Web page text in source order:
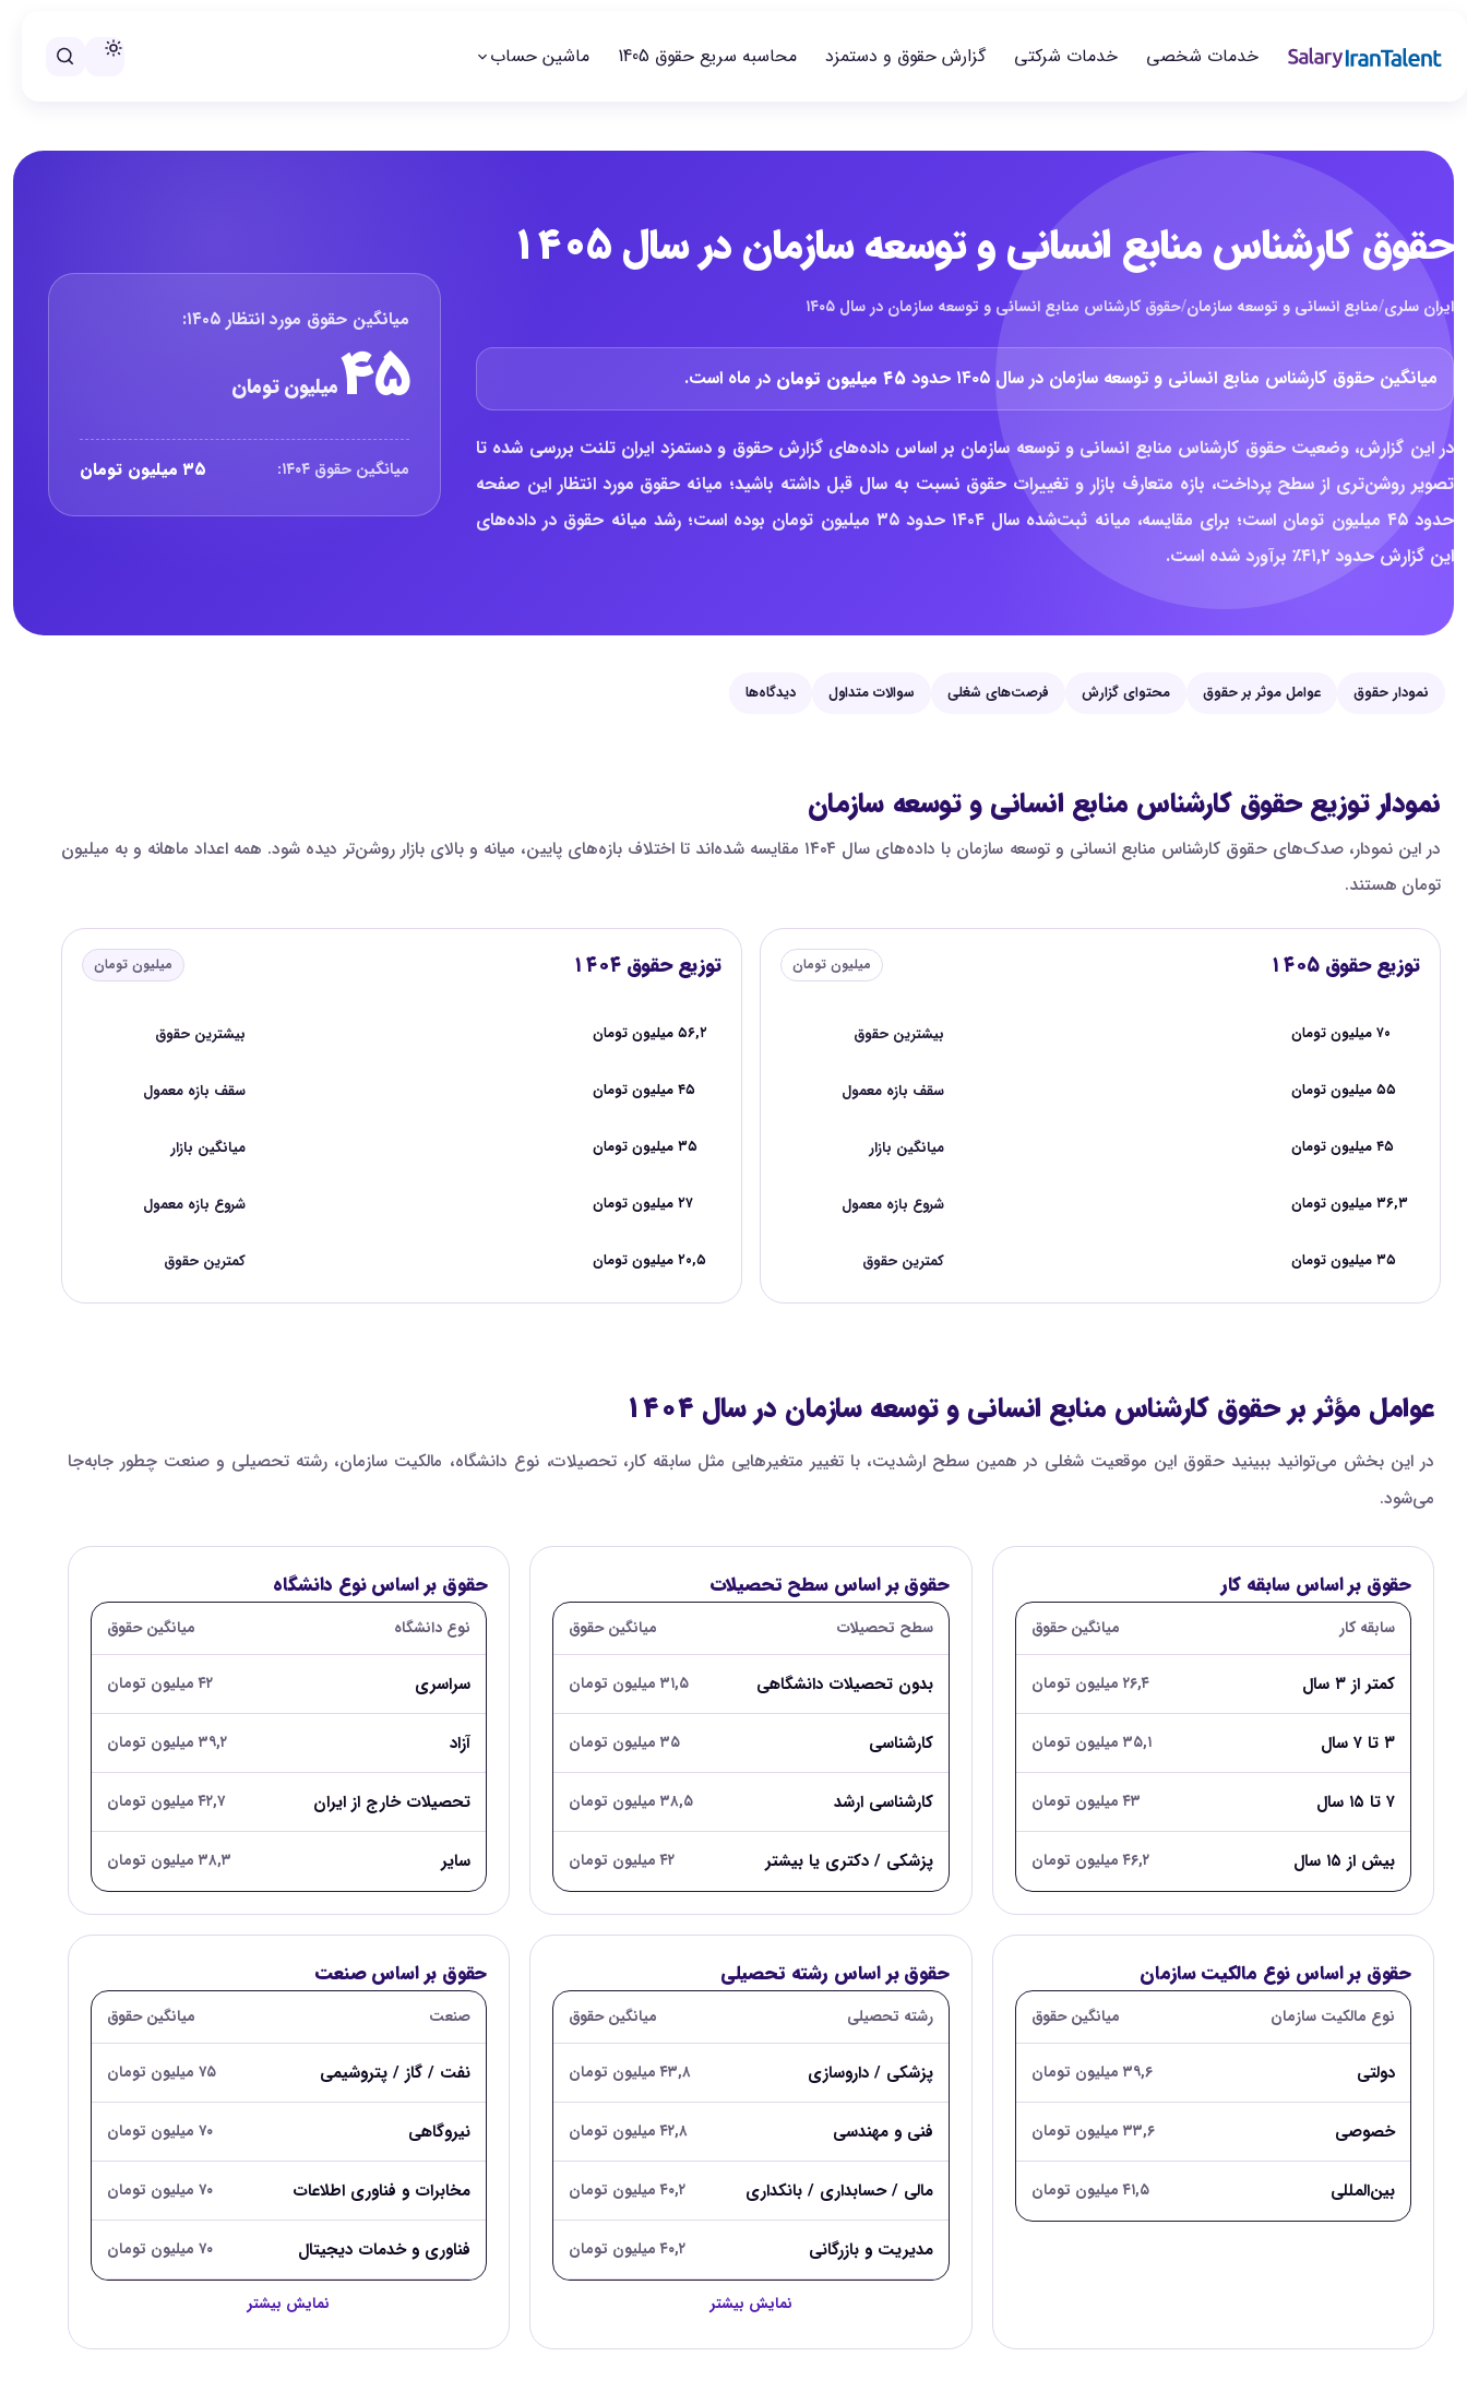
خدمات شخصی خدمات شرکتی گزارش حقوق و دستمزد محاسبه سریع حقوق 1405 ماشین حساب
حقوق کارشناس منابع انسانی و توسعه سازمان در سال ۱۴۰۵
ایران سلری/منابع انسانی و توسعه سازمان/حقوق کارشناس منابع انسانی و توسعه سازمان در سال ۱۴۰۵
میانگین حقوق کارشناس منابع انسانی و توسعه سازمان در سال ۱۴۰۵ حدود ۴۵ میلیون تومان در ماه است.
در این گزارش، وضعیت حقوق کارشناس منابع انسانی و توسعه سازمان بر اساس داده‌های گزارش حقوق و دستمزد ایران تلنت بررسی شده تا
تصویر روشن‌تری از سطح پرداخت، بازه متعارف بازار و تغییرات حقوق نسبت به سال قبل داشته باشید؛ میانه حقوق مورد انتظار این صفحه
حدود ۴۵ میلیون تومان است؛ برای مقایسه، میانه ثبت‌شده سال ۱۴۰۴ حدود ۳۵ میلیون تومان بوده است؛ رشد میانه حقوق در داده‌های
این گزارش حدود ۴۱,۲٪ برآورد شده است.
خلاصه حقوق کارشناس منابع
میانگین حقوق مورد انتظار ۱۴۰۵:
۴۵میلیون تومان
میانگین حقوق ۱۴۰۴: ۳۵ میلیون تومان
نمودار حقوق عوامل موثر بر حقوق محتوای گزارش فرصت‌های شغلی سوالات متداول دیدگاه‌ها
نمودار توزیع حقوق کارشناس منابع انسانی و توسعه سازمان
در این نمودار، صدک‌های حقوق کارشناس منابع انسانی و توسعه سازمان با داده‌های سال ۱۴۰۴ مقایسه شده‌اند تا اختلاف بازه‌های پایین، میانه و بالای بازار روشن‌تر دیده شود. همه اعداد ماهانه و به میلیون
تومان هستند.
توزیع حقوق ۱۴۰۵ میلیون تومان
بیشترین حقوق ۷۰ میلیون تومان
سقف بازه معمول ۵۵ میلیون تومان
میانگین بازار ۴۵ میلیون تومان
شروع بازه معمول ۳۶,۳ میلیون تومان
کمترین حقوق ۳۵ میلیون تومان
توزیع حقوق ۱۴۰۴ میلیون تومان
بیشترین حقوق ۵۶,۲ میلیون تومان
سقف بازه معمول ۴۵ میلیون تومان
میانگین بازار ۳۵ میلیون تومان
شروع بازه معمول ۲۷ میلیون تومان
کمترین حقوق ۲۰,۵ میلیون تومان
عوامل مؤثر بر حقوق کارشناس منابع انسانی و توسعه سازمان در سال ۱۴۰۴
در این بخش می‌توانید ببینید حقوق این موقعیت شغلی در همین سطح ارشدیت، با تغییر متغیرهایی مثل سابقه کار، تحصیلات، نوع دانشگاه، مالکیت سازمان، رشته تحصیلی و صنعت چطور جابه‌جا
می‌شود.
حقوق بر اساس سابقه کار
سابقه کار میانگین حقوق
کمتر از ۳ سال ۲۶,۴ میلیون تومان
۳ تا ۷ سال ۳۵,۱ میلیون تومان
۷ تا ۱۵ سال ۴۳ میلیون تومان
بیش از ۱۵ سال ۴۶,۲ میلیون تومان
حقوق بر اساس سطح تحصیلات
سطح تحصیلات میانگین حقوق
بدون تحصیلات دانشگاهی ۳۱,۵ میلیون تومان
کارشناسی ۳۵ میلیون تومان
کارشناسی ارشد ۳۸,۵ میلیون تومان
پزشکی / دکتری یا بیشتر ۴۲ میلیون تومان
حقوق بر اساس نوع دانشگاه
نوع دانشگاه میانگین حقوق
سراسری ۴۲ میلیون تومان
آزاد ۳۹,۲ میلیون تومان
تحصیلات خارج از ایران ۴۲,۷ میلیون تومان
سایر ۳۸,۳ میلیون تومان
حقوق بر اساس نوع مالکیت سازمان
نوع مالکیت سازمان میانگین حقوق
دولتی ۳۹,۶ میلیون تومان
خصوصی ۳۳,۶ میلیون تومان
بین‌المللی ۴۱,۵ میلیون تومان
حقوق بر اساس رشته تحصیلی
رشته تحصیلی میانگین حقوق
پزشکی / داروسازی ۴۳,۸ میلیون تومان
فنی و مهندسی ۴۲,۸ میلیون تومان
مالی / حسابداری / بانکداری ۴۰,۲ میلیون تومان
مدیریت و بازرگانی ۴۰,۲ میلیون تومان
نمایش بیشتر
حقوق بر اساس صنعت
صنعت میانگین حقوق
نفت / گاز / پتروشیمی ۷۵ میلیون تومان
نیروگاهی ۷۰ میلیون تومان
مخابرات و فناوری اطلاعات ۷۰ میلیون تومان
فناوری و خدمات دیجیتال ۷۰ میلیون تومان
نمایش بیشتر